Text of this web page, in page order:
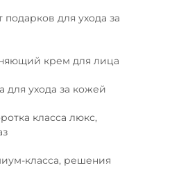
для ухода за
крем для лица
для ухода за кожей
класса люкс,
класса, решения